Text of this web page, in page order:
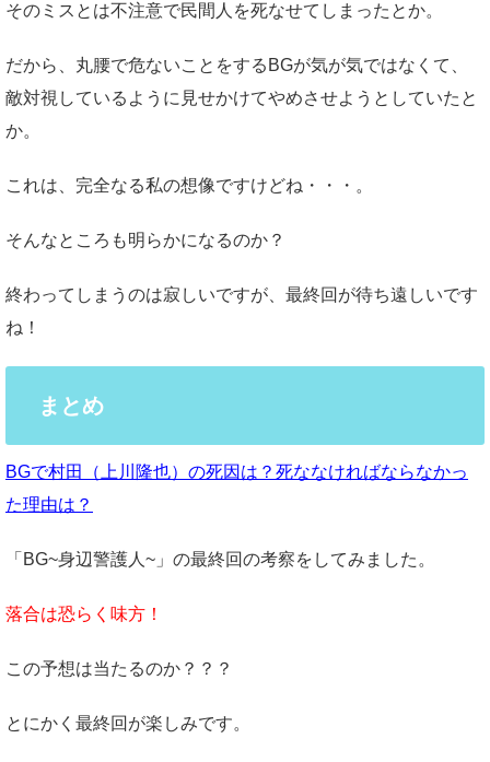
そのミスとは不注意で民間人を死なせてしまったとか。
だから、丸腰で危ないことをするBGが気が気ではなくて、
敵対視しているように見せかけてやめさせようとしていたと
か。
これは、完全なる私の想像ですけどね・・・。
そんなところも明らかになるのか？
終わってしまうのは寂しいですが、最終回が待ち遠しいです
ね！
まとめ
BGで村田（上川隆也）の死因は？死ななければならなかっ
た理由は？
「BG~身辺警護人~」の最終回の考察をしてみました。
落合は恐らく味方！
この予想は当たるのか？？？
とにかく最終回が楽しみです。